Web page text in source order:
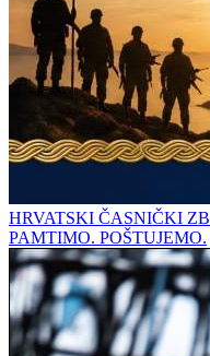
HRVATSKI ČASNIČKI
PAMTIMO. POŠTUJEMO.